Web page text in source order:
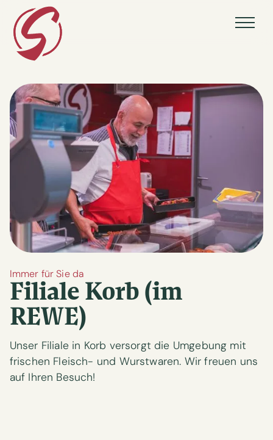
Immer für Sie da
Filiale Korb (im
REWE)
Unser Filiale in Korb versorgt die Umgebung mit
frischen Fleisch- und Wurstwaren. Wir freuen uns
auf Ihren Besuch!